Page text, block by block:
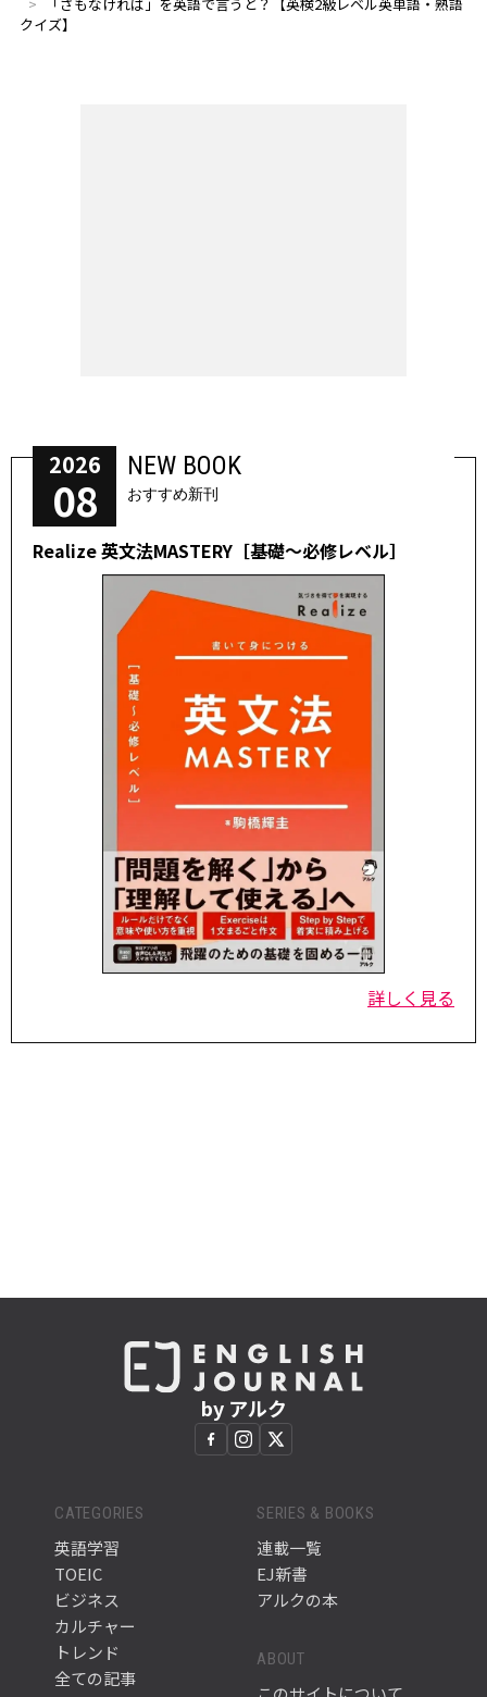
クイズ】
2026
08
NEW BOOK
おすすめ新刊
Realize 英文法MASTERY［基礎～必修レベル］
詳しく見る
by アルク
CATEGORIES
英語学習
TOEIC
ビジネス
カルチャー
トレンド
全ての記事
SERIES & BOOKS
連載一覧
EJ新書
アルクの本
ABOUT